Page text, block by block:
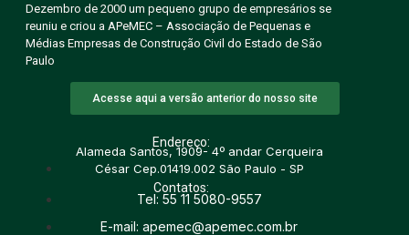
Dezembro de 2000 um pequeno grupo de empresários se
reuniu e criou a APeMEC – Associação de Pequenas e
Médias Empresas de Construção Civil do Estado de São
Paulo
Acesse aqui a versão anterior do nosso site
Endereço:
Alameda Santos, 1909- 4º andar Cerqueira
César Cep.01419.002 São Paulo - SP
Contatos:
Tel: 55 11 5080-9557
E-mail: apemec@apemec.com.br